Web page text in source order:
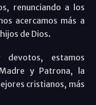
renunciando a los
acercamos más a
de Dios.
estamos
y Patrona, la
cristianos, más